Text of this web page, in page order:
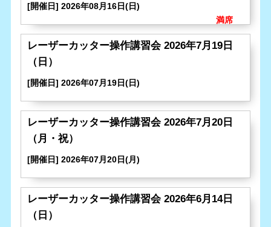
[開催日] 2026年08月16日(日)
レーザーカッター操作講習会 2026年7月19日
（日）
[開催日] 2026年07月19日(日)
レーザーカッター操作講習会 2026年7月20日
（月・祝）
[開催日] 2026年07月20日(月)
レーザーカッター操作講習会 2026年6月14日
（日）